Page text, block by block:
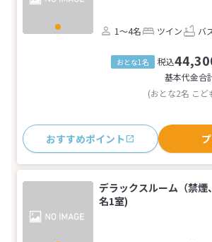
1～4名 ツイン バ
おとな1名 税込
基本代金合
(おとな2名 こ
おすすめポイント
デラックスルーム（禁
名1室)